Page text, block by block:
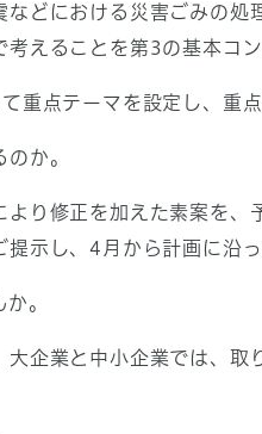
どにおける災害ごみの
えることを第3の基本コン
点テーマを設定し、重
か。
り修正を加えた素案を
示し、4月から計画に沿
。
企業と中小企業では、取